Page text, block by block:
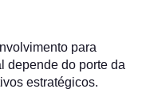
para
depende do porte da
estratégicos.